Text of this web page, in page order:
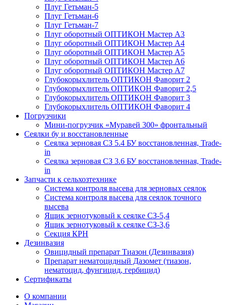
Плуг Гетьман-5
Плуг Гетьман-6
Плуг Гетьман-7
Плуг оборотный ОПТИКОН Мастер А3
Плуг оборотный ОПТИКОН Мастер А4
Плуг оборотный ОПТИКОН Мастер А5
Плуг оборотный ОПТИКОН Мастер А6
Плуг оборотный ОПТИКОН Мастер А7
Глубокорыхлитель ОПТИКОН Фаворит 2
Глубокорыхлитель ОПТИКОН Фаворит 2,5
Глубокорыхлитель ОПТИКОН Фаворит 3
Глубокорыхлитель ОПТИКОН Фаворит 4
Погрузчики
Мини-погрузчик «Муравей 300» фронтальный
Сеялки бу и восстановленные
Сеялка зерновая СЗ 5.4 БУ восстановленная, Trade-
in
Сеялка зерновая СЗ 3.6 БУ восстановленная, Trade-
in
Запчасти к сельхозтехнике
Система контроля высева для зерновых сеялок
Система контроля высева для сеялок точного
высева
Ящик зернотуковый к сеялке СЗ-5,4
Ящик зернотуковый к сеялке СЗ-3,6
Секция КРН
Дезинвазия
Овицидный препарат Тиазон (Дезинвазия)
Препарат нематоцидный Дазомет (тиазон,
нематоцид, фунгицид, гербицид)
Сертификаты
О компании